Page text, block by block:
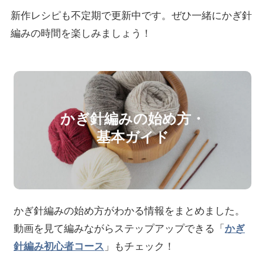
新作レシピも不定期で更新中です。ぜひ一緒にかぎ針
編みの時間を楽しみましょう！
かぎ針編みの始め方・
基本ガイド
かぎ針編みの始め方がわかる情報をまとめました。
動画を見て編みながらステップアップできる「かぎ
針編み初心者コース 」もチェック！